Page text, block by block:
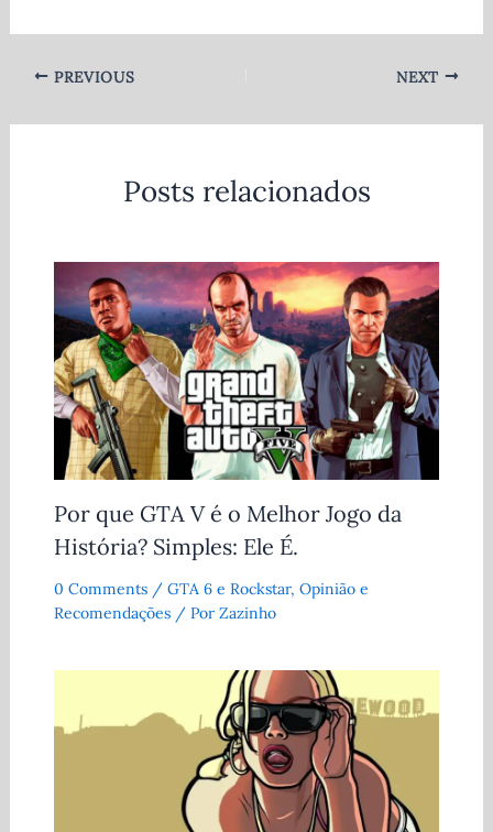
PREVIOUS NEXT
Posts relacionados
Por que GTA V é o Melhor Jogo da
História? Simples: Ele É.
0 Comments / GTA 6 e Rockstar, Opinião e
Recomendações/ Por Zazinho